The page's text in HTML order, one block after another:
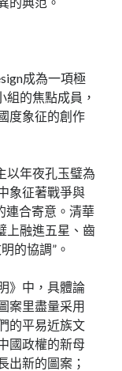
成為一項極
的焦點成員，
度象征的創作
以年夜孔玉璧為
象征著戰爭與
連合寄意。清華
上融進五星、齒
的協調”。
》中，具體論
案里盡量采用
的平易近族文
國政權的新母
出新的圖案；